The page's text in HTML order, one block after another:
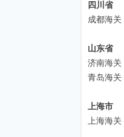
四川省
成都海关
山东省
济南海关
青岛海关
上海市
上海海关